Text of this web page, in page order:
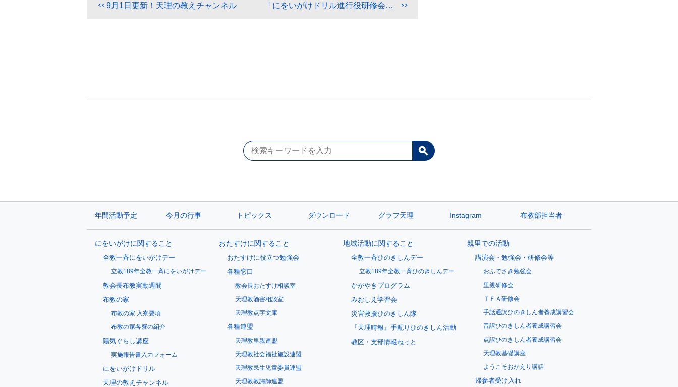
9月1日更新！天理の教えチャンネル 「にをいがけドリル進行役研修会」延期のお知らせ
年間活動予定 今月の行事 トピックス ダウンロード グラフ天理 Instagram 布教部担当者
にをいがけに関すること
全教一斉にをいがけデー
立教189年全教一斉にをいがけデー
教会長布教実動週間
布教の家
布教の家 入寮要項
布教の家各寮の紹介
陽気ぐらし講座
実施報告書入力フォーム
にをいがけドリル
天理の教えチャンネル
おたすけに関すること
おたすけに役立つ勉強会
各種窓口
教会長おたすけ相談室
天理教酒害相談室
天理教点字文庫
各種連盟
天理教里親連盟
天理教社会福祉施設連盟
天理教民生児童委員連盟
天理教教誨師連盟
地域活動に関すること
全教一斉ひのきしんデー
立教189年全教一斉ひのきしんデー
かがやきプログラム
みおしえ学習会
災害救援ひのきしん隊
『天理時報』手配りひのきしん活動
教区・支部情報ねっと
親里での活動
講演会・勉強会・研修会等
おふでさき勉強会
里親研修会
ＴＦＡ研修会
手話通訳ひのきしん者養成講習会
音訳ひのきしん者養成講習会
点訳ひのきしん者養成講習会
天理教基礎講座
ようこそおかえり講話
帰参者受け入れ